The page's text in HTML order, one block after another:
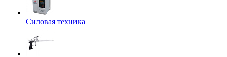
Силовая техника